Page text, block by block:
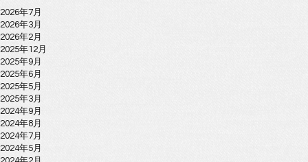
2026年7月
2026年3月
2026年2月
2025年12月
2025年9月
2025年6月
2025年5月
2025年3月
2024年9月
2024年8月
2024年7月
2024年5月